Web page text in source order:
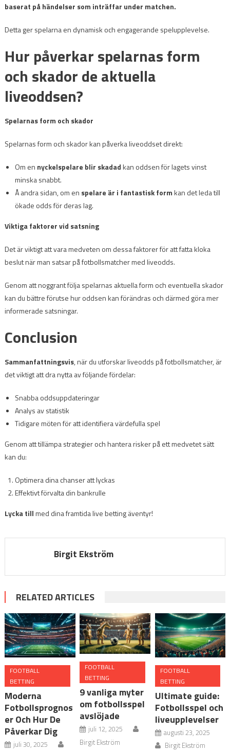
baserat på händelser som inträffar under matchen.
Detta ger spelarna en dynamisk och engagerande spelupplevelse.
Hur påverkar spelarnas form
och skador de aktuella
liveoddsen?
Spelarnas form och skador
Spelarnas form och skador kan påverka liveoddset direkt:
Om en nyckelspelare blir skadadkan oddsen för lagets vinst
minska snabbt.
Å andra sidan, om en spelare är i fantastisk formkan det leda till
ökade odds för deras lag.
Viktiga faktorer vid satsning
Det är viktigt att vara medveten om dessa faktorer för att fatta kloka
beslut när man satsar på fotbollsmatcher med liveodds.
Genom att noggrant följa spelarnas aktuella form och eventuella skador
kan du bättre förutse hur oddsen kan förändras och därmed göra mer
informerade satsningar.
Conclusion
Sammanfattningsvis, när du utforskar liveodds på fotbollsmatcher, är
det viktigt att dra nytta av följande fördelar:
Snabba oddsuppdateringar
Analys av statistik
Tidigare möten för att identifiera värdefulla spel
Genom att tillämpa strategier och hantera risker på ett medvetet sätt
kan du:
Optimera dina chanser att lyckas
Effektivt förvalta din bankrulle
Lycka tillmed dina framtida live betting äventyr!
Birgit Ekström
RELATED ARTICLES
FOOTBALL
BETTING
Moderna
Fotbollsprognos
er Och Hur De
Påverkar Dig
juli 30, 2025
FOOTBALL
BETTING
9 vanliga myter
om fotbollsspel
avslöjade
juli 12, 2025
Birgit Ekström
FOOTBALL
BETTING
Ultimate guide:
Fotbollsspel och
liveupplevelser
augusti 23, 2025
Birgit Ekström